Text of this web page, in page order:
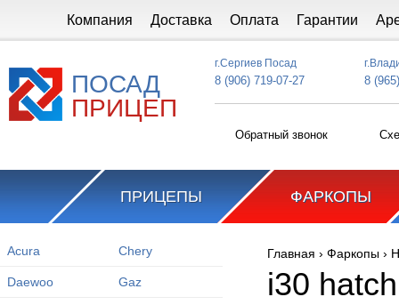
Компания Доставка Оплата Гарантии
ПОСАД
ПРИЦЕП
г.Сергиев Посад
8 (906) 719-07-27 8
Обратный звонок
ПРИЦЕПЫ ФАРКОПЫ
Acura Chery
Daewoo Gaz
Вы здесь
Главная › Фаркопы ›
i30